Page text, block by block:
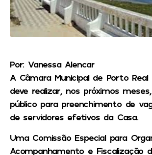
Por: Vanessa Alencar
A Câmara Municipal de Porto Real
deve realizar, nos próximos
público para preenchimento de
de servidores efetivos da Casa.
Uma Comissão Especial para
Acompanhamento e Fiscalização